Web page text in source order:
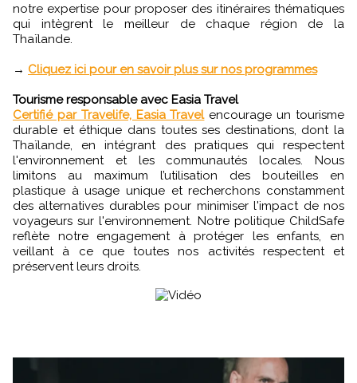
notre expertise pour proposer des itinéraires thématiques
qui intègrent le meilleur de chaque région de la
Thaïlande.
→ Cliquez ici pour en savoir plus sur nos programmes
Tourisme responsable avec Easia Travel
Certifié par Travelife, Easia Travelencourage un tourisme
durable et éthique dans toutes ses destinations, dont la
Thaïlande, en intégrant des pratiques qui respectent
l'environnement et les communautés locales. Nous
limitons au maximum l’utilisation des bouteilles en
plastique à usage unique et recherchons constamment
des alternatives durables pour minimiser l'impact de nos
voyageurs sur l'environnement. Notre politique ChildSafe
reflète notre engagement à protéger les enfants, en
veillant à ce que toutes nos activités respectent et
préservent leurs droits.